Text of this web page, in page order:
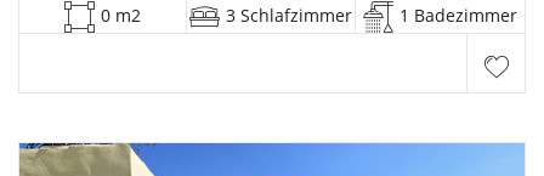
0 m2 3 Schlafzimmer 1 Badezimmer